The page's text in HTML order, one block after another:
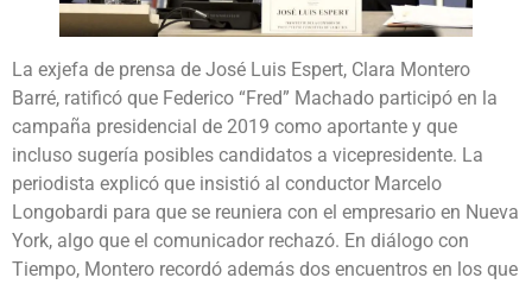
La exjefa de prensa de José Luis Espert, Clara Montero
Barré, ratificó que Federico “Fred” Machado participó en la
campaña presidencial de 2019 como aportante y que
incluso sugería posibles candidatos a vicepresidente. La
periodista explicó que insistió al conductor Marcelo
Longobardi para que se reuniera con el empresario en Nueva
York, algo que el comunicador rechazó. En diálogo con
Tiempo, Montero recordó además dos encuentros en los que